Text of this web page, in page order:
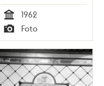
Tid
1962
Typ
Foto